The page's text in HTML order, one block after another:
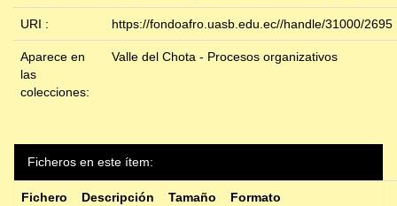
URI : https://fondoafro.uasb.edu.ec//handle/31000/2695
Aparece en
las
colecciones:
Valle del Chota - Procesos organizativos
Ficheros en este ítem:
Fichero Descripción Tamaño Formato